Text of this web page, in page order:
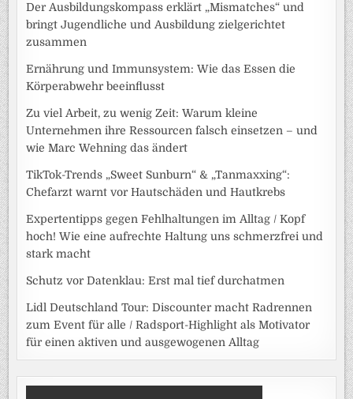
Der Ausbildungskompass erklärt „Mismatches“ und
bringt Jugendliche und Ausbildung zielgerichtet
zusammen
Ernährung und Immunsystem: Wie das Essen die
Körperabwehr beeinflusst
Zu viel Arbeit, zu wenig Zeit: Warum kleine
Unternehmen ihre Ressourcen falsch einsetzen – und
wie Marc Wehning das ändert
TikTok-Trends „Sweet Sunburn“ & „Tanmaxxing“:
Chefarzt warnt vor Hautschäden und Hautkrebs
Expertentipps gegen Fehlhaltungen im Alltag / Kopf
hoch! Wie eine aufrechte Haltung uns schmerzfrei und
stark macht
Schutz vor Datenklau: Erst mal tief durchatmen
Lidl Deutschland Tour: Discounter macht Radrennen
zum Event für alle / Radsport-Highlight als Motivator
für einen aktiven und ausgewogenen Alltag